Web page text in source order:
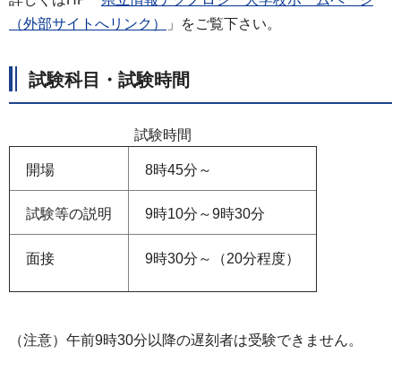
（外部サイトへリンク）
」をご覧下さい。
試験科目・試験時間
試験時間
開場 8時45分～
試験等の説明 9時10分～9時30分
面接 9時30分～（20分程度）
（注意）午前9時30分以降の遅刻者は受験できません。